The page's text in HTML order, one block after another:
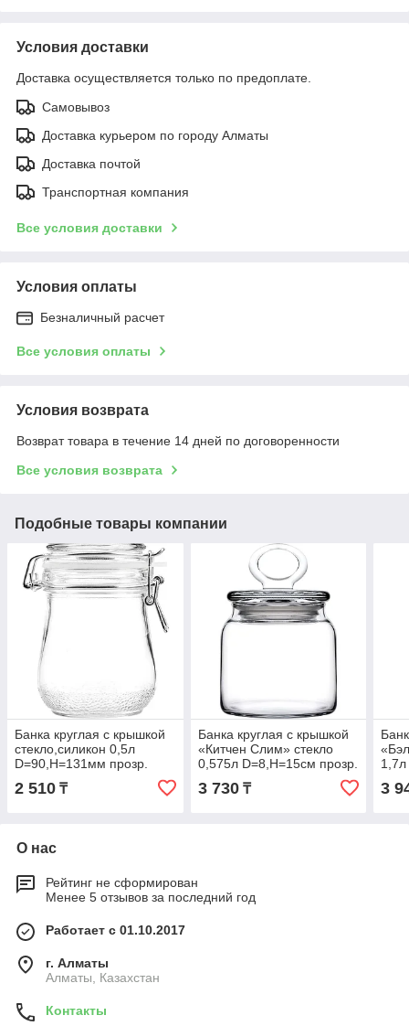
Условия доставки
Доставка осуществляется только по предоплате.
Самовывоз
Доставка курьером по городу Алматы
Доставка почтой
Транспортная компания
Все условия доставки
Условия оплаты
Безналичный расчет
Все условия оплаты
Условия возврата
Возврат товара в течение 14 дней по договоренности
Все условия возврата
Подобные товары компании
Банка круглая с крышкой
стекло,силикон 0,5л
D=90,H=131мм прозр.
2 510 ₸
Банка круглая с крышкой
«Китчен Слим» стекло
0,575л D=8,H=15см прозр.
3 730₸ 3
О нас
Рейтинг не сформирован
Менее 5 отзывов за последний год
Работает с 01.10.2017
г. Алматы
Алматы, Казахстан
Контакты